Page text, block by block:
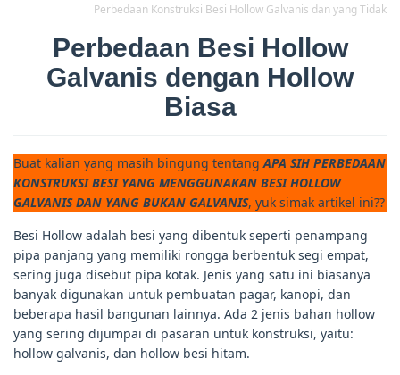
Perbedaan Konstruksi Besi Hollow Galvanis dan yang Tidak
Perbedaan Besi Hollow
Galvanis dengan Hollow
Biasa
Buat kalian yang masih bingung tentangAPA SIH PERBEDAAN
KONSTRUKSI BESI YANG MENGGUNAKAN BESI HOLLOW
GALVANIS DAN YANG BUKAN GALVANIS, yuk simak artikel ini??
Besi Hollow adalah besi yang dibentuk seperti penampang
pipa panjang yang memiliki rongga berbentuk segi empat,
sering juga disebut pipa kotak. Jenis yang satu ini biasanya
banyak digunakan untuk pembuatan pagar, kanopi, dan
beberapa hasil bangunan lainnya. Ada 2 jenis bahan hollow
yang sering dijumpai di pasaran untuk konstruksi, yaitu:
hollow galvanis, dan hollow besi hitam.